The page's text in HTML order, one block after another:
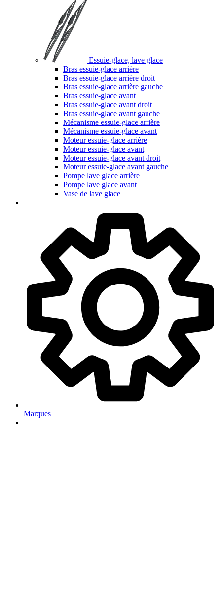
Essuie-glace, lave glace
Bras essuie-glace arrière
Bras essuie-glace arrière droit
Bras essuie-glace arrière gauche
Bras essuie-glace avant
Bras essuie-glace avant droit
Bras essuie-glace avant gauche
Mécanisme essuie-glace arrière
Mécanisme essuie-glace avant
Moteur essuie-glace arrière
Moteur essuie-glace avant
Moteur essuie-glace avant droit
Moteur essuie-glace avant gauche
Pompe lave glace arrière
Pompe lave glace avant
Vase de lave glace
Marques